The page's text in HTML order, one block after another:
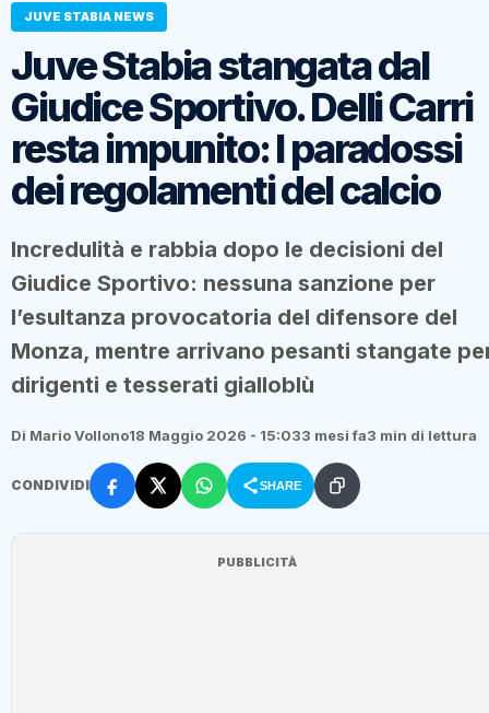
JUVE STABIA NEWS
Juve Stabia stangata dal
Giudice Sportivo. Delli Carri
resta impunito: I paradossi
dei regolamenti del calcio
Incredulità e rabbia dopo le decisioni del
Giudice Sportivo: nessuna sanzione per
l’esultanza provocatoria del difensore del
Monza, mentre arrivano pesanti stangate
dirigenti e tesserati gialloblù
Di Mario Vollono18 Maggio 2026 - 15:033 mesi fa3 min di lettura
CONDIVIDI SHARE
PUBBLICITÀ